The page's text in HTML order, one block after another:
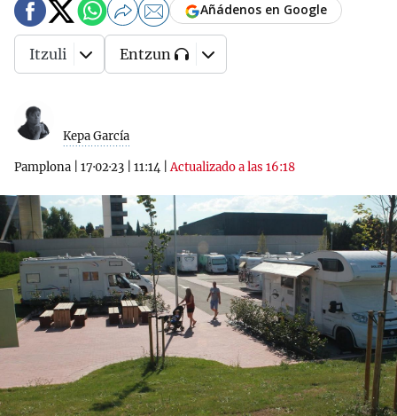
Kepa García
Pamplona 17·02·23 11:14 |Actualizado a las 16:18
Añádenos en Google
Itzuli Entzun